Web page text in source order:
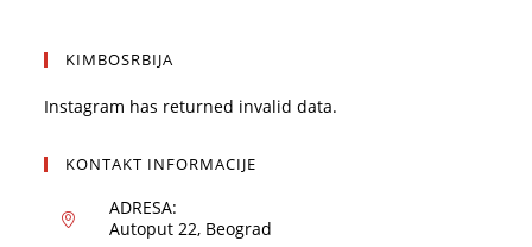
KIMBOSRBIJA
Instagram has returned invalid data.
KONTAKT INFORMACIJE
ADRESA:
Autoput 22, Beograd